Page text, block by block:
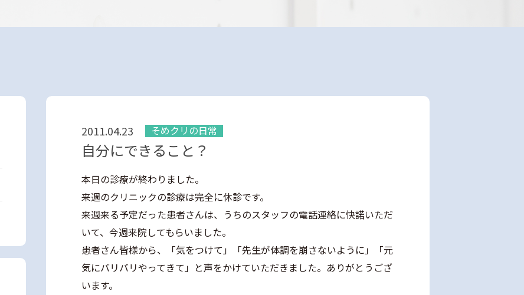
2011.04.23 そめクリの日常
自分にできること？
本日の診療が終わりました。
来週のクリニックの診療は完全に休診です。
来週来る予定だった患者さんは、うちのスタッフの電話連絡に快諾いただ
いて、今週来院してもらいました。
患者さん皆様から、「気をつけて」「先生が体調を崩さないように」「元
気にバリバリやってきて」と声をかけていただきました。ありがとうござ
います。